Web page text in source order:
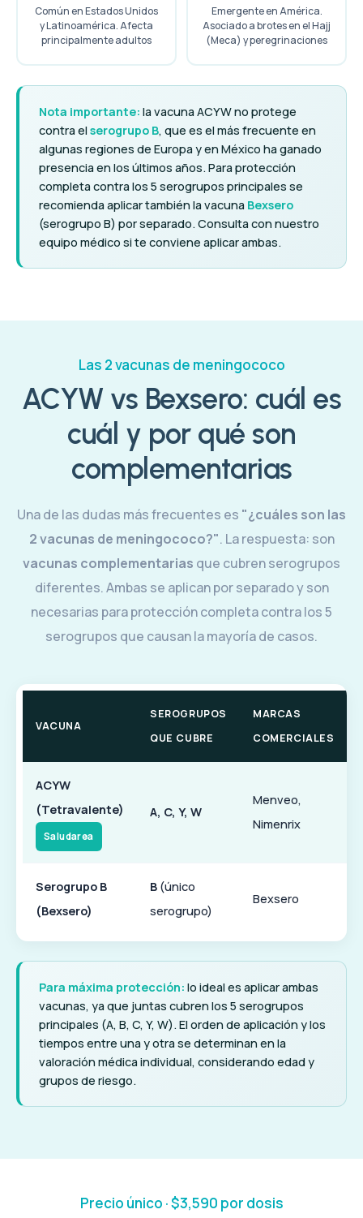
Común en Estados Unidos
y Latinoamérica. Afecta
principalmente adultos
Emergente en América.
Asociado a brotes en el Hajj
(Meca) y peregrinaciones
Nota importante: la vacuna ACYW no protege
contra el serogrupo B, que es el más frecuente en
algunas regiones de Europa y en México ha ganado
presencia en los últimos años. Para protección
completa contra los 5 serogrupos principales se
recomienda aplicar también la vacuna Bexsero
(serogrupo B) por separado. Consulta con nuestro
equipo médico si te conviene aplicar ambas.
Las 2 vacunas de meningococo
ACYW vs Bexsero: cuál es
cuál y por qué son
complementarias
Una de las dudas más frecuentes es "¿cuáles son las
2 vacunas de meningococo?". La respuesta: son
vacunas complementarias que cubren serogrupos
diferentes. Ambas se aplican por separado y son
necesarias para protección completa contra los 5
serogrupos que causan la mayoría de casos.
VACUNA
SEROGRUPOS
QUE CUBRE
MARCAS
COMERCIALES
ACYW
(Tetravalente)
Saludarea
A, C, Y, W
Menveo,
Nimenrix
Serogrupo B
(Bexsero)
B (único
serogrupo)
Bexsero
Para máxima protección: lo ideal es aplicar ambas
vacunas, ya que juntas cubren los 5 serogrupos
principales (A, B, C, Y, W). El orden de aplicación y los
tiempos entre una y otra se determinan en la
valoración médica individual, considerando edad y
grupos de riesgo.
Precio único · $3,590 por dosis